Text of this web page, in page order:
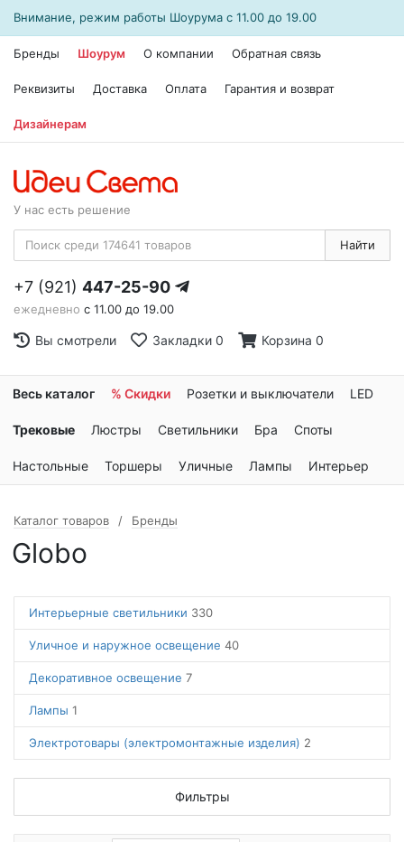
Внимание, режим работы Шоурума с 11.00 до 19.00
Бренды Шоурум О компании Обратная связь
Реквизиты Доставка Оплата Гарантия и возврат
Дизайнерам
У нас есть решение
Найти
+7 (921) 447-25-90
ежедневно с 11.00 до 19.00
Вы смотрели Закладки 0 Корзина 0
Весь каталог % Скидки Розетки и выключатели LED
Трековые Люстры Светильники Бра Споты
Настольные Торшеры Уличные Лампы Интерьер
Каталог товаров Бренды
Globo
Интерьерные светильники 330
Уличное и наружное освещение 40
Декоративное освещение 7
Лампы 1
Электротовары (электромонтажные изделия) 2
Фильтры